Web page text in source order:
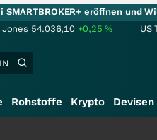
eröffnen und
Jones 54.036,10 +0,25% US
Rohstoffe Krypto Devisen